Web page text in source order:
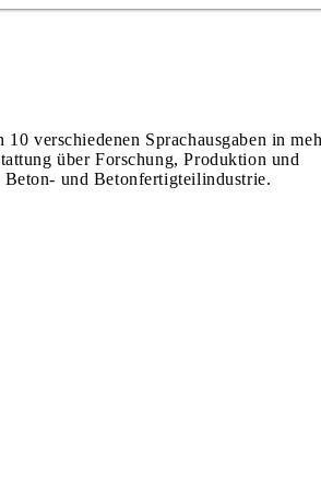
verschiedenen Sprachausgaben in
über Forschung, Produktion und
Beton- und Betonfertigteilindustrie.